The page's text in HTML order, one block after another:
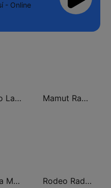
- Online
DJ Jero La Radio Mamut Radio
La Mera Mera de Matehuala Rodeo Radio